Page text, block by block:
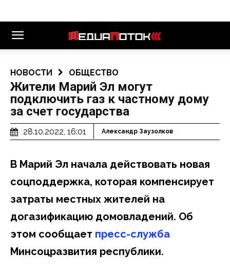
НОВОСТИ ОБЩЕСТВО
Жители Марий Эл могут
подключить газ к частному дому
за счет государства
28.10.2022, 16:01 Александр Заузолков
В Марий Эл начала действовать новая
соцподдержка, которая компенсирует
затраты местных жителей на
догазификацию домовладений. Об
этом сообщает пресс-служба
Минсоцразвития республики.